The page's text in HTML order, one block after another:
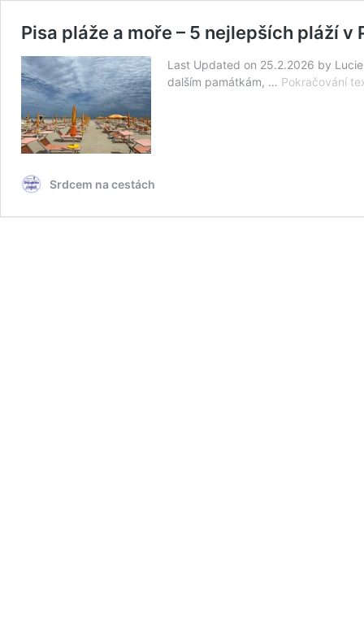
Pisa pláže a moře – 5 nejlepších pláží v
Last Updated on 25.2.2026 by
dalším památkám, … Pokračování
Srdcem na cestách